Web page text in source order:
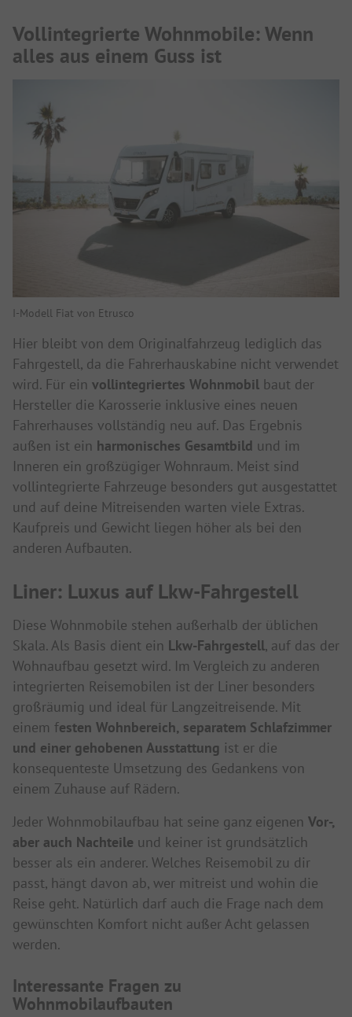
Vollintegrierte Wohnmobile: Wenn
alles aus einem Guss ist
I-Modell Fiat von Etrusco
Hier bleibt von dem Originalfahrzeug lediglich das
Fahrgestell, da die Fahrerhauskabine nicht verwendet
wird. Für ein vollintegriertes Wohnmobil baut der
Hersteller die Karosserie inklusive eines neuen
Fahrerhauses vollständig neu auf. Das Ergebnis
außen ist ein harmonisches Gesamtbild und im
Inneren ein großzügiger Wohnraum. Meist sind
vollintegrierte Fahrzeuge besonders gut ausgestattet
und auf deine Mitreisenden warten viele Extras.
Kaufpreis und Gewicht liegen höher als bei den
anderen Aufbauten.
Liner: Luxus auf Lkw-Fahrgestell
Diese Wohnmobile stehen außerhalb der üblichen
Skala. Als Basis dient ein Lkw-Fahrgestell, auf das der
Wohnaufbau gesetzt wird. Im Vergleich zu anderen
integrierten Reisemobilen ist der Liner besonders
großräumig und ideal für Langzeitreisende. Mit
einem festen Wohnbereich, separatem Schlafzimmer
und einer gehobenen Ausstattung ist er die
konsequenteste Umsetzung des Gedankens von
einem Zuhause auf Rädern.
Jeder Wohnmobilaufbau hat seine ganz eigenen Vor-,
aber auch Nachteile und keiner ist grundsätzlich
besser als ein anderer. Welches Reisemobil zu dir
passt, hängt davon ab, wer mitreist und wohin die
Reise geht. Natürlich darf auch die Frage nach dem
gewünschten Komfort nicht außer Acht gelassen
werden.
Interessante Fragen zu
Wohnmobilaufbauten